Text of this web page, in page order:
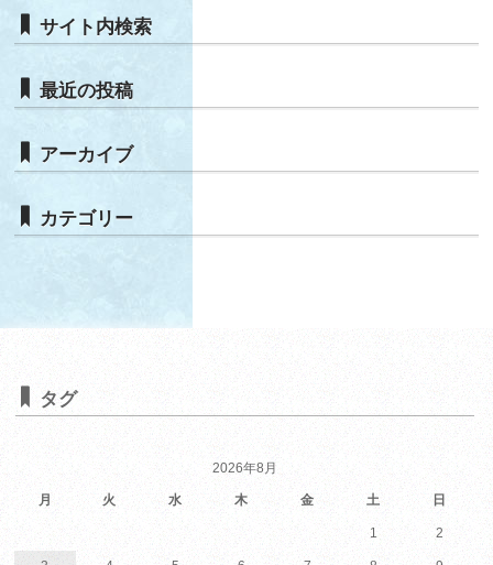
サイト内検索
最近の投稿
アーカイブ
カテゴリー
タグ
2026年8月
月 火 水 木 金 土 日
1 2